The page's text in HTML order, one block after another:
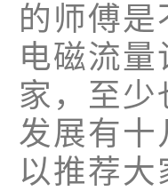
的师傅
电磁流
家，至
发展有十
以推荐